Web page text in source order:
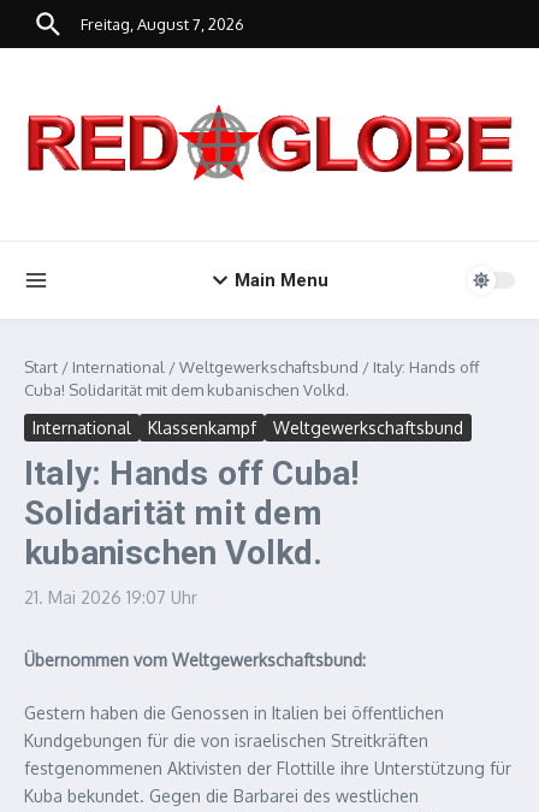
Zum Inhalt springen
Freitag, August 7, 2026
Main Menu
Start / International /Weltgewerkschaftsbund / Italy: Hands off
Cuba! Solidarität mit dem kubanischen Volkd.
International Klassenkampf Weltgewerkschaftsbund
Italy: Hands off Cuba!
Solidarität mit dem
kubanischen Volkd.
21. Mai 2026 19:07 Uhr
Übernommen vom Weltgewerkschaftsbund:
Gestern haben die Genossen in Italien bei öffentlichen
Kundgebungen für die von israelischen Streitkräften
festgenommenen Aktivisten der Flottille ihre Unterstützung für
Kuba bekundet. Gegen die Barbarei des westlichen